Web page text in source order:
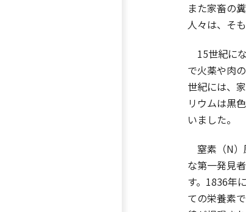
また家畜の
人々は、そ
15世紀に
で火薬や肉
世紀には、
リウムは黒
いました。
窒素（N）
な第一発見
す。1836年
ての栄養素